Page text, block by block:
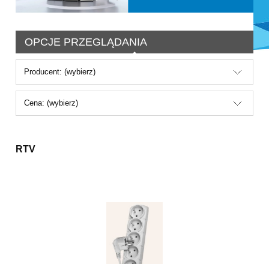
OPCJE PRZEGLĄDANIA
Producent: (wybierz)
Cena: (wybierz)
RTV